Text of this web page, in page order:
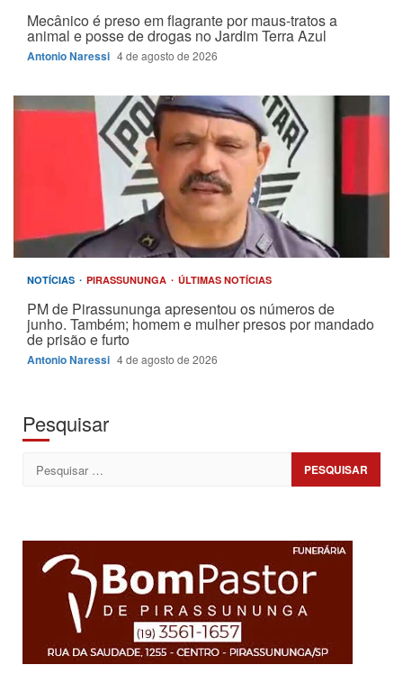
Mecânico é preso em flagrante por maus-tratos a
animal e posse de drogas no Jardim Terra Azul
Antonio Naressi 4 de agosto de 2026
NOTÍCIAS PIRASSUNUNGA ÚLTIMAS NOTÍCIAS
PM de Pirassununga apresentou os números de
junho. Também; homem e mulher presos por mandado
de prisão e furto
Antonio Naressi 4 de agosto de 2026
Pesquisar
Pesquisar